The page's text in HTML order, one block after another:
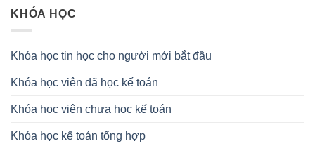
KHÓA HỌC
Khóa học tin học cho người mới bắt đầu
Khóa học viên đã học kế toán
Khóa học viên chưa học kế toán
Khóa học kế toán tổng hợp